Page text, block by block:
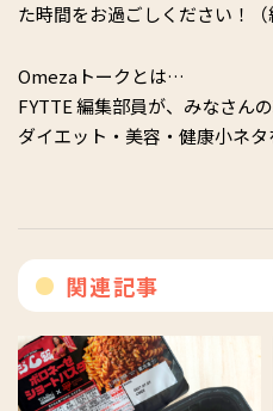
た時間をお過ごしください！（
Omezaトークとは…
FYTTE 編集部員が、みなさん
ダイエット・美容・健康小ネタ
関連記事